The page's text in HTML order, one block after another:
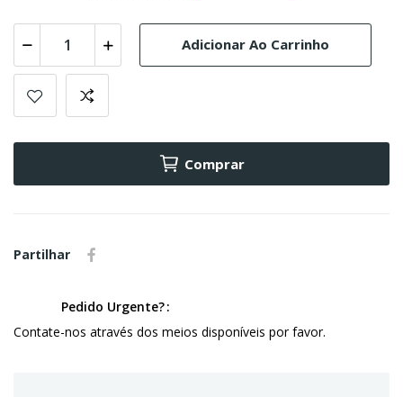
Adicionar Ao Carrinho
Comprar
Partilhar
Pedido Urgente?
Contate-nos através dos meios disponíveis por favor.